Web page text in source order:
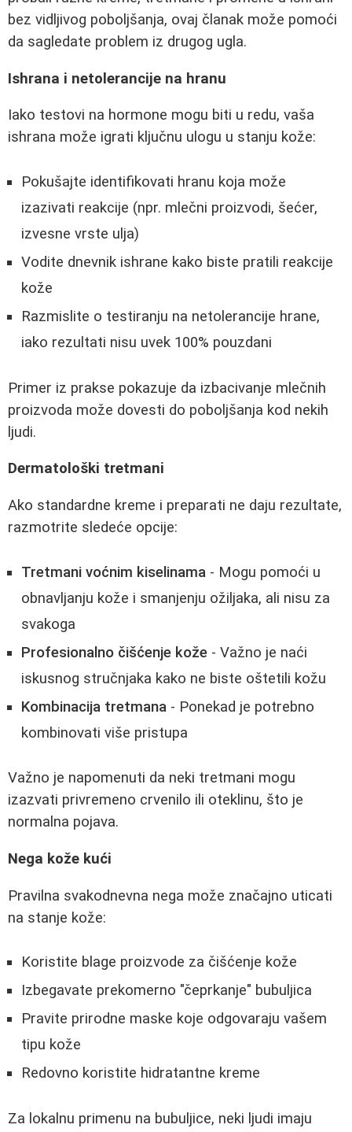
bez vidljivog poboljšanja, ovaj članak može pomoći
da sagledate problem iz drugog ugla.
Ishrana i netolerancije na hranu
Iako testovi na hormone mogu biti u redu, vaša
ishrana može igrati ključnu ulogu u stanju kože:
Pokušajte identifikovati hranu koja može
izazivati reakcije (npr. mlečni proizvodi, šećer,
izvesne vrste ulja)
Vodite dnevnik ishrane kako biste pratili reakcije
kože
Razmislite o testiranju na netolerancije hrane,
iako rezultati nisu uvek 100% pouzdani
Primer iz prakse pokazuje da izbacivanje mlečnih
proizvoda može dovesti do poboljšanja kod nekih
ljudi.
Dermatološki tretmani
Ako standardne kreme i preparati ne daju rezultate,
razmotrite sledeće opcije:
Tretmani voćnim kiselinama - Mogu pomoći u
obnavljanju kože i smanjenju ožiljaka, ali nisu za
svakoga
Profesionalno čišćenje kože - Važno je naći
iskusnog stručnjaka kako ne biste oštetili kožu
Kombinacija tretmana - Ponekad je potrebno
kombinovati više pristupa
Važno je napomenuti da neki tretmani mogu
izazvati privremeno crvenilo ili oteklinu, što je
normalna pojava.
Nega kože kući
Pravilna svakodnevna nega može značajno uticati
na stanje kože:
Koristite blage proizvode za čišćenje kože
Izbegavate prekomerno "čeprkanje" bubuljica
Pravite prirodne maske koje odgovaraju vašem
tipu kože
Redovno koristite hidratantne kreme
Za lokalnu primenu na bubuljice, neki ljudi imaju